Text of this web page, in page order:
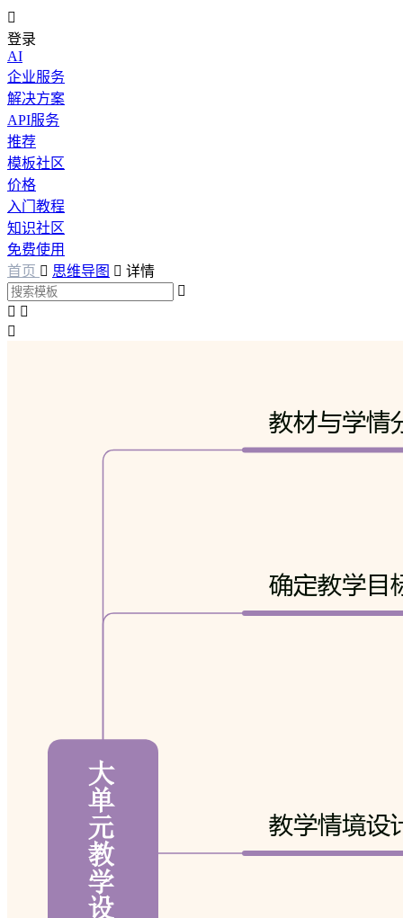

登录
AI
企业服务
解决方案
API服务
推荐
模板社区
价格
入门教程
知识社区
免费使用
首页  思维导图  详情

 
